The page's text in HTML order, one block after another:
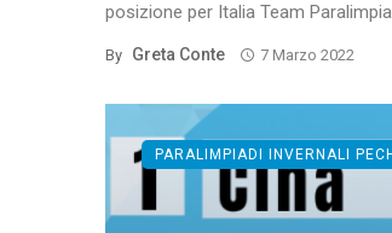
posizione per Italia Team
By Greta Conte 7 Marzo 2022
PARALIMPIADI INVERNALI